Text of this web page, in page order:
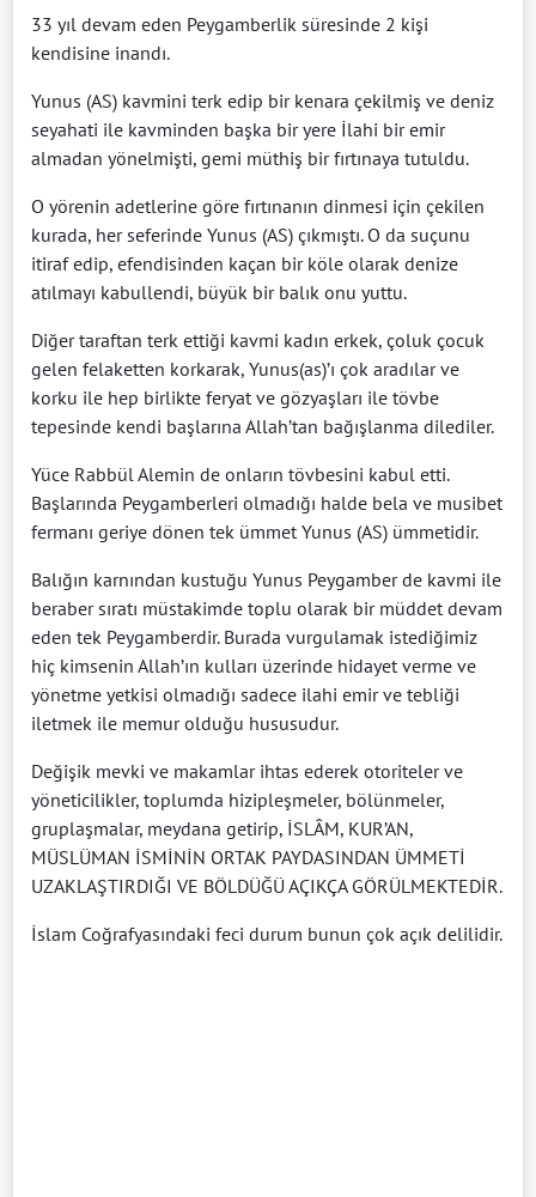
33 yıl devam eden Peygamberlik süresinde 2 kişi
kendisine inandı.
Yunus (AS) kavmini terk edip bir kenara çekilmiş ve deniz
seyahati ile kavminden başka bir yere İlahi bir emir
almadan yönelmişti, gemi müthiş bir fırtınaya tutuldu.
O yörenin adetlerine göre fırtınanın dinmesi için çekilen
kurada, her seferinde Yunus (AS) çıkmıştı. O da suçunu
itiraf edip, efendisinden kaçan bir köle olarak denize
atılmayı kabullendi, büyük bir balık onu yuttu.
Diğer taraftan terk ettiği kavmi kadın erkek, çoluk çocuk
gelen felaketten korkarak, Yunus(as)’ı çok aradılar ve
korku ile hep birlikte feryat ve gözyaşları ile tövbe
tepesinde kendi başlarına Allah’tan bağışlanma dilediler.
Yüce Rabbül Alemin de onların tövbesini kabul etti.
Başlarında Peygamberleri olmadığı halde bela ve musibet
fermanı geriye dönen tek ümmet Yunus (AS) ümmetidir.
Balığın karnından kustuğu Yunus Peygamber de kavmi ile
beraber sıratı müstakimde toplu olarak bir müddet devam
eden tek Peygamberdir. Burada vurgulamak istediğimiz
hiç kimsenin Allah’ın kulları üzerinde hidayet verme ve
yönetme yetkisi olmadığı sadece ilahi emir ve tebliği
iletmek ile memur olduğu hususudur.
Değişik mevki ve makamlar ihtas ederek otoriteler ve
yöneticilikler, toplumda hizipleşmeler, bölünmeler,
gruplaşmalar, meydana getirip, İSLÂM, KUR’AN,
MÜSLÜMAN İSMİNİN ORTAK PAYDASINDAN ÜMMETİ
UZAKLAŞTIRDIĞI VE BÖLDÜĞÜ AÇIKÇA GÖRÜLMEKTEDİR.
İslam Coğrafyasındaki feci durum bunun çok açık delilidir.